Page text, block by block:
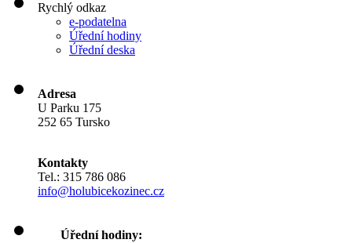
Rychlý odkaz
e-podatelna
Úřední hodiny
Úřední deska
Adresa
U Parku 175
252 65 Tursko
Kontakty
Tel.: 315 786 086
info@holubicekozinec.cz
Úřední hodiny: